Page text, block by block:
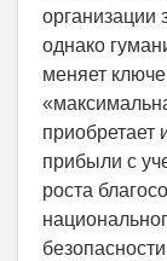
организации
однако
меняет
приобретает
прибыли с
роста